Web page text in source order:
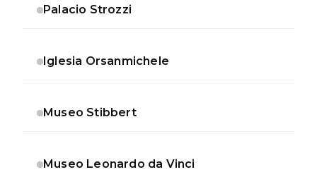
Palacio Strozzi
Iglesia Orsanmichele
Museo Stibbert
Museo Leonardo da Vinci